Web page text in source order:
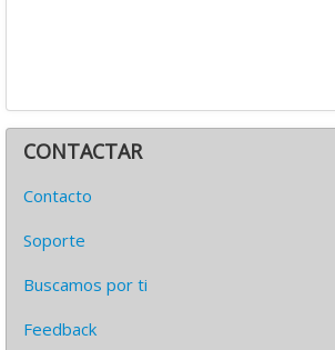
CONTACTAR
Contacto
Soporte
Buscamos por ti
Feedback